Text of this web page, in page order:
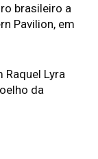
brasileiro a
Pavilion, em
Raquel Lyra
da